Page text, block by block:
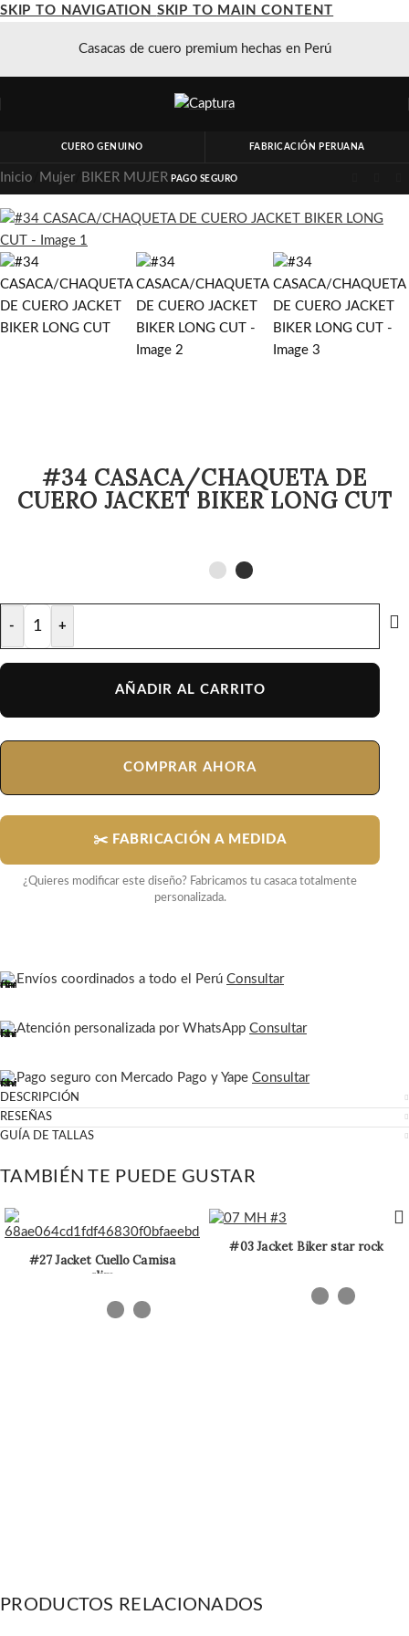
SKIP TO NAVIGATION SKIP TO MAIN CONTENT
Casacas de cuero premium hechas en Perú
CUERO GENUINO FABRICACIÓN PERUANA
PAGO SEGURO
Inicio Mujer/ BIKER MUJER
#34 CASACA/CHAQUETA DE
CUERO JACKET BIKER LONG CUT
- +
AÑADIR AL CARRITO
COMPRAR AHORA
✂️ FABRICACIÓN A MEDIDA
¿Quieres modificar este diseño? Fabricamos tu casaca totalmente
personalizada.
Envíos coordinados a todo el Perú Consultar
Atención personalizada por WhatsApp Consultar
Pago seguro con Mercado Pago y Yape Consultar
DESCRIPCIÓN
RESEÑAS
GUÍA DE TALLAS
TAMBIÉN TE PUEDE GUSTAR
#27 Jacket Cuello Camisa
slim
#03 Jacket Biker star rock
PRODUCTOS RELACIONADOS